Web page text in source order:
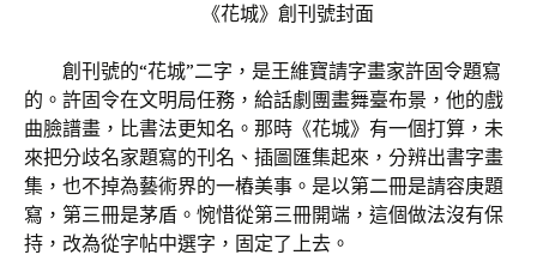
《花城》創刊號封面
創刊號的“花城”二字，是王維寶請字畫家許固令題寫
的。許固令在文明局任務，給話劇團畫舞臺布景，他的戲
曲臉譜畫，比書法更知名。那時《花城》有一個打算，未
來把分歧名家題寫的刊名、插圖匯集起來，分辨出書字畫
集，也不掉為藝術界的一樁美事。是以第二冊是請容庚題
寫，第三冊是茅盾。惋惜從第三冊開端，這個做法沒有保
持，改為從字帖中選字，固定了上去。